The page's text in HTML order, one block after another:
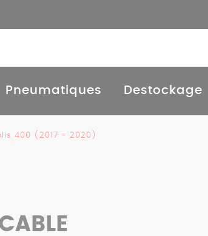
Pneumatiques Destockage
400 (2017 - 2020)